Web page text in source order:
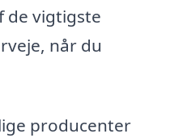
de vigtigste
når du
producenter